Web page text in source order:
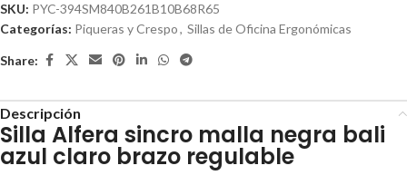
SKU: PYC-394SM840B261B10B68R65
Categorías: Piqueras y Crespo, Sillas de Oficina Ergonómicas
Share:
Descripción
Silla Alfera sincro malla negra bali
azul claro brazo regulable